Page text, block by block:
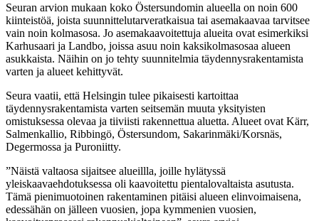
Seuran arvion mukaan koko Östersundomin alueella on noin 600
kiinteistöä, joista suunnittelutarveratkaisua tai asemakaavaa tarvitsee
vain noin kolmasosa. Jo asemakaavoitettuja alueita ovat esimerkiksi
Karhusaari ja Landbo, joissa asuu noin kaksikolmasosaa alueen
asukkaista. Näihin on jo tehty suunnitelmia täydennysrakentamista
varten ja alueet kehittyvät.
Seura vaatii, että Helsingin tulee pikaisesti kartoittaa
täydennysrakentamista varten seitsemän muuta yksityisten
omistuksessa olevaa ja tiiviisti rakennettua aluetta. Alueet ovat Kärr,
Salmenkallio, Ribbingö, Östersundom, Sakarinmäki/Korsnäs,
Degermossa ja Puroniitty.
”Näistä valtaosa sijaitsee alueillla, joille hylätyssä
yleiskaavaehdotuksessa oli kaavoitettu pientalovaltaista asutusta.
Tämä pienimuotoinen rakentaminen pitäisi alueen elinvoimaisena,
edessähän on jälleen vuosien, jopa kymmenien vuosien,